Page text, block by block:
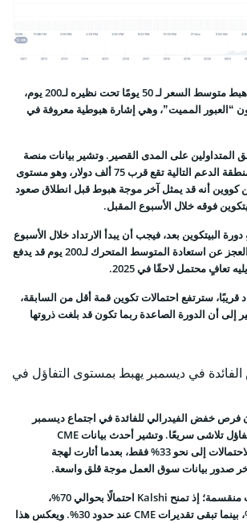
زاد المشهد سوءًا بعدما هبط متوسط السعر لـ 50 يومًا تحت نظيره لـ200 يوم،
“العبور المميت”، وهي إشارة هبوطية معروفة في
المتداولين على المدى القصير. وتشير بيانات منصة
TradingView إلى أن منطقة الدعم التالية تقع قرب 75 ألف دولار، وهو مستوى
كووين أنه قد يمثل آخر موجة هبوط قبل انطلاق صعود
فوقه خلال الأسبوع المقبل.
البيتكوين بعد، فيجب أن يبدأ الارتداد خلال الأسبوع
المقبل”، محذرًا من أن العجز عن استعادة المتوسط المتحرك لـ200 يوم قد يدفع
تعافٍ محتمل لاحقًا في 2025.
قريبًا، سترتفع احتمالات تكوين قمة أقل من السابقة،
إلى أن الدورة الصاعدة ربما تكون قد بلغت ذروتها
في ديسمبر يهبط بمستوى التفاؤل في
فرص خفض الفيدرالي للفائدة في اجتماع ديسمبر
تقارب 67%، لكن هذا التفاؤل تلاشى سريعًا. وتشير أحدث بيانات CME
FedWatch إلى هبوط الاحتمالات إلى نحو 33% فقط، بعدما أثارت لهجة
صدور بيانات سوق العمل موجة قلق واسعة.
ولا تزال أسواق التوقعات منقسمة؛ إذ تمنح Kalshi احتمالًا بحوالي 70%،
وPolymarket نحو 67%، بينما تبقى تقديرات CME عند حدود 30%. ويعكس هذا